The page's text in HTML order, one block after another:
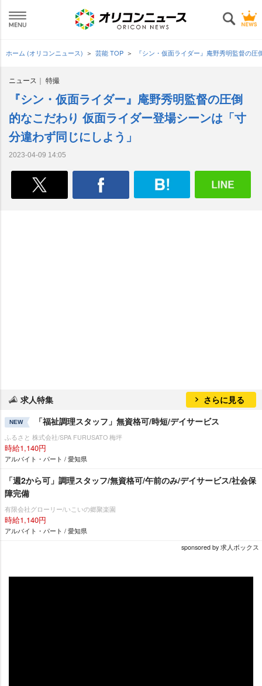
ホーム (オリコンニュース) 芸能 TOP 『シン・仮面ライダー』庵野秀明監督の
ニュース 特撮
『シン・仮面ライダー』庵野秀明監督の圧倒
的なこだわり 仮面ライダー登場シーンは「寸
分違わず同じにしよう」
2023-04-09 14:05
求人特集 さらに見る
NEW 「福祉調理スタッフ」無資格可/時短/デイサービス
ふるさと 株式会社/SPA FURUSATO 梅坪
時給1,140円
アルバイト・パート / 愛知県
「週2から可」調理スタッフ/無資格可/午前のみ/デイサービス/社会保
障完備
有限会社グローリー/いこいの郷聚楽園
時給1,140円
アルバイト・パート / 愛知県
sponsored by 求人ボックス